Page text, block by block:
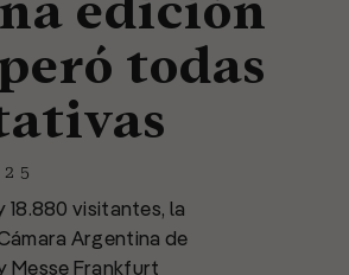
edición
todas
18.880 visitantes, la
Argentina de
Messe Frankfurt